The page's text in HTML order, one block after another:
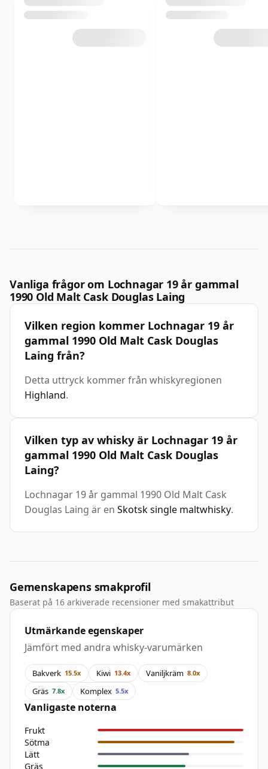
Vanliga frågor om Lochnagar 19 år gammal
1990 Old Malt Cask Douglas Laing
Vilken region kommer Lochnagar 19 år
gammal 1990 Old Malt Cask Douglas
Laing från?
Detta uttryck kommer från whiskyregionen
Highland.
Vilken typ av whisky är Lochnagar 19 år
gammal 1990 Old Malt Cask Douglas
Laing?
Lochnagar 19 år gammal 1990 Old Malt Cask
Douglas Laing är en Skotsk single maltwhisky.
Gemenskapens smakprofil
Baserat på 16 arkiverade recensioner med smakattribut
Utmärkande egenskaper
Jämfört med andra whisky-varumärken
Bakverk 15.5x Kiwi 13.4x Vaniljkräm 8.0x
Gräs 7.8x Komplex 5.5x
Vanligaste noterna
Frukt
Sötma
Lätt
Gräs